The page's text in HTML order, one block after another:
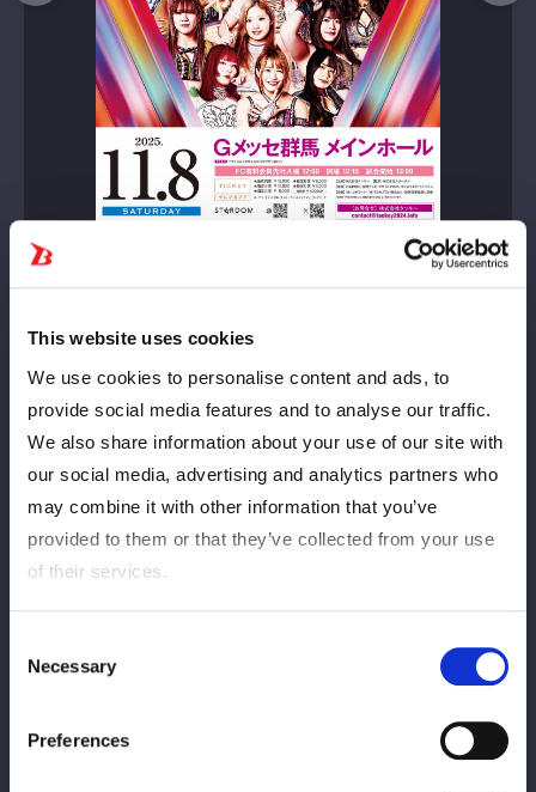
This website uses cookies
We use cookies to personalise content and ads, to
provide social media features and to analyse our traffic.
We also share information about your use of our site with
our social media, advertising and analytics partners who
may combine it with other information that you’ve
provided to them or that they’ve collected from your use
of their services.
Selection
Necessary
Preferences
11/8(土)『第15回 ゴッデス・オブ・スターダム ～タッグリーグ
戦～ in TAKASAKI』Gメッセ群馬大会
一時、前売り券が品切れ状態となっておりましたが、チケットぴ
あ、ローソンチケットにて、現在追加販売中です。
どうぞ、お買い求めください！
https://wwr-stardom.com/schedule/20251108_takasaki/